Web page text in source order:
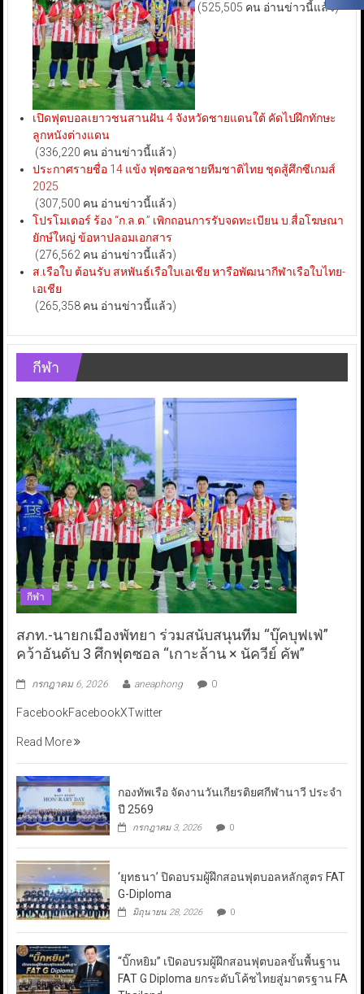
(525,505 คน อ่านข่าวนี้แล้ว)
เปิดฟุตบอลเยาวชนสานฝัน 4 จังหวัดชายแดนใต้ คัดไปฝึกทักษะ
ลูกหนังต่างแดน
(336,220 คน อ่านข่าวนี้แล้ว)
ประกาศรายชื่อ 14 แข้ง ฟุตซอลชายทีมชาติไทย ชุดสู้ศึกซีเกมส์
2025
(307,500 คน อ่านข่าวนี้แล้ว)
โปรโมเตอร์ ร้อง “ก.ล.ต.” เพิกถอนการรับจดทะเบียน บ.สื่อโฆษณา
ยักษ์ใหญ่ ข้อหาปลอมเอกสาร
(276,562 คน อ่านข่าวนี้แล้ว)
ส.เรือใบ ต้อนรับ สหพันธ์เรือใบเอเชีย หารือพัฒนากีฬาเรือใบไทย-
เอเชีย
(265,358 คน อ่านข่าวนี้แล้ว)
กีฬา
กีฬา
สภท.-นายกเมืองพัทยา ร่วมสนับสนุนทีม “บุ๊คบุฟเฟ่”
คว้าอันดับ 3 ศึกฟุตซอล “เกาะล้าน × นัควีย์ คัพ”
กรกฎาคม 6, 2026 aneaphong 0
FacebookFacebookXTwitter
Read More
กองทัพเรือ จัดงานวันเกียรติยศกีฬานาวี ประจำ
ปี 2569
กรกฎาคม 3, 2026 0
‘ยุทธนา’ ปิดอบรมผู้ฝึกสอนฟุตบอลหลักสูตร FAT
G-Diploma
มิถุนายน 28, 2026 0
“บิ๊กหยิม” เปิดอบรมผู้ฝึกสอนฟุตบอลขั้นพื้นฐาน
FAT G Diploma ยกระดับโค้ชไทยสู่มาตรฐาน FA